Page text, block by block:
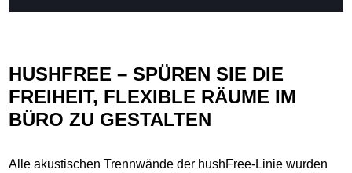
HUSHFREE – SPÜREN SIE DIE
FREIHEIT, FLEXIBLE RÄUME IM
BÜRO ZU GESTALTEN
Alle akustischen Trennwände der hushFree-Linie wurden